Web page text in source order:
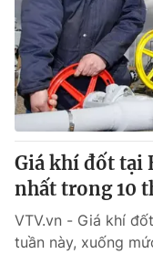
® Cấm sao chép dưới
thuận bằng văn bản.
thông tin từ website
Giá khí đốt tại
nhất trong 10
VTV.vn - Giá khí
tuần này, xuống